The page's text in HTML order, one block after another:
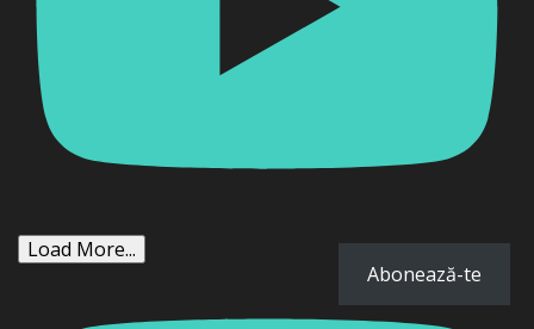
Load More...
Abonează-te